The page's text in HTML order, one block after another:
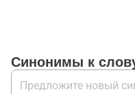
Синонимы к